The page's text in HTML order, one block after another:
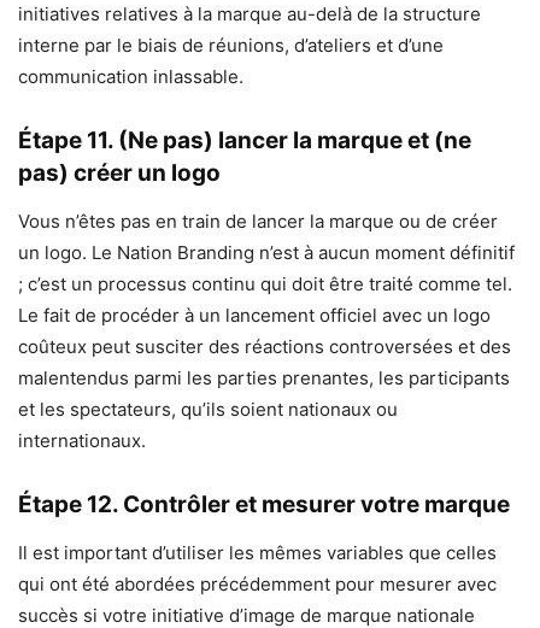
initiatives relatives à la marque au-delà de la structure
interne par le biais de réunions, d’ateliers et d’une
communication inlassable.
Étape 11. (Ne pas) lancer la marque et (ne
pas) créer un logo
Vous n’êtes pas en train de lancer la marque ou de créer
un logo. Le Nation Branding n’est à aucun moment définitif
; c’est un processus continu qui doit être traité comme tel.
Le fait de procéder à un lancement officiel avec un logo
coûteux peut susciter des réactions controversées et des
malentendus parmi les parties prenantes, les participants
et les spectateurs, qu’ils soient nationaux ou
internationaux.
Étape 12. Contrôler et mesurer votre marque
Il est important d’utiliser les mêmes variables que celles
qui ont été abordées précédemment pour mesurer avec
succès si votre initiative d’image de marque nationale